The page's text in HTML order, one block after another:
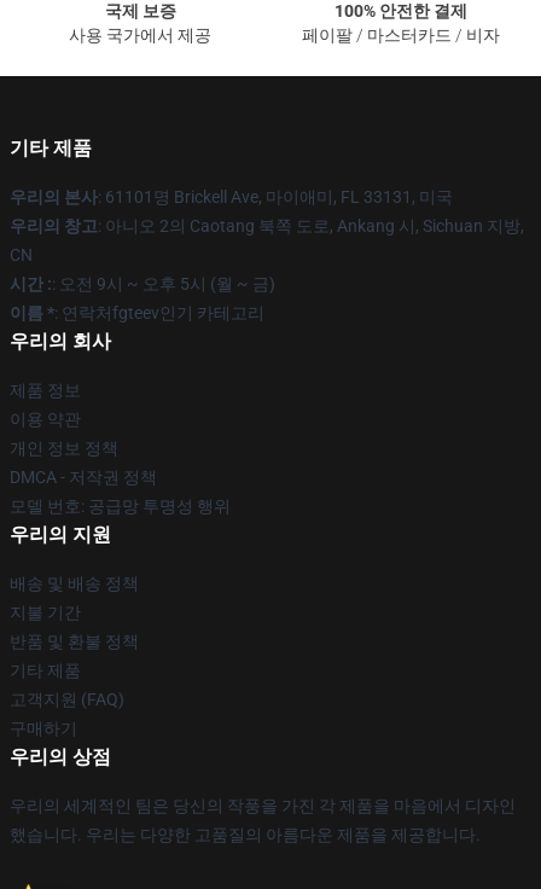
국제 보증
사용 국가에서 제공
100% 안전한 결제
페이팔 / 마스터카드 / 비자
기타 제품
우리의 본사: 61101명 Brickell Ave, 마이애미, FL 33131, 미국
우리의 창고: 아니오 2의 Caotang 북쪽 도로, Ankang 시, Sichuan 지방,
CN
시간 :: 오전 9시 ~ 오후 5시 (월 ~ 금)
이름 *: 연락처fgteev인기 카테고리
우리의 회사
제품 정보
이용 약관
개인 정보 정책
DMCA - 저작권 정책
모델 번호: 공급망 투명성 행위
우리의 지원
배송 및 배송 정책
지불 기간
반품 및 환불 정책
기타 제품
고객지원 (FAQ)
구매하기
우리의 상점
우리의 세계적인 팀은 당신의 작풍을 가진 각 제품을 마음에서 디자인
했습니다. 우리는 다양한 고품질의 아름다운 제품을 제공합니다.